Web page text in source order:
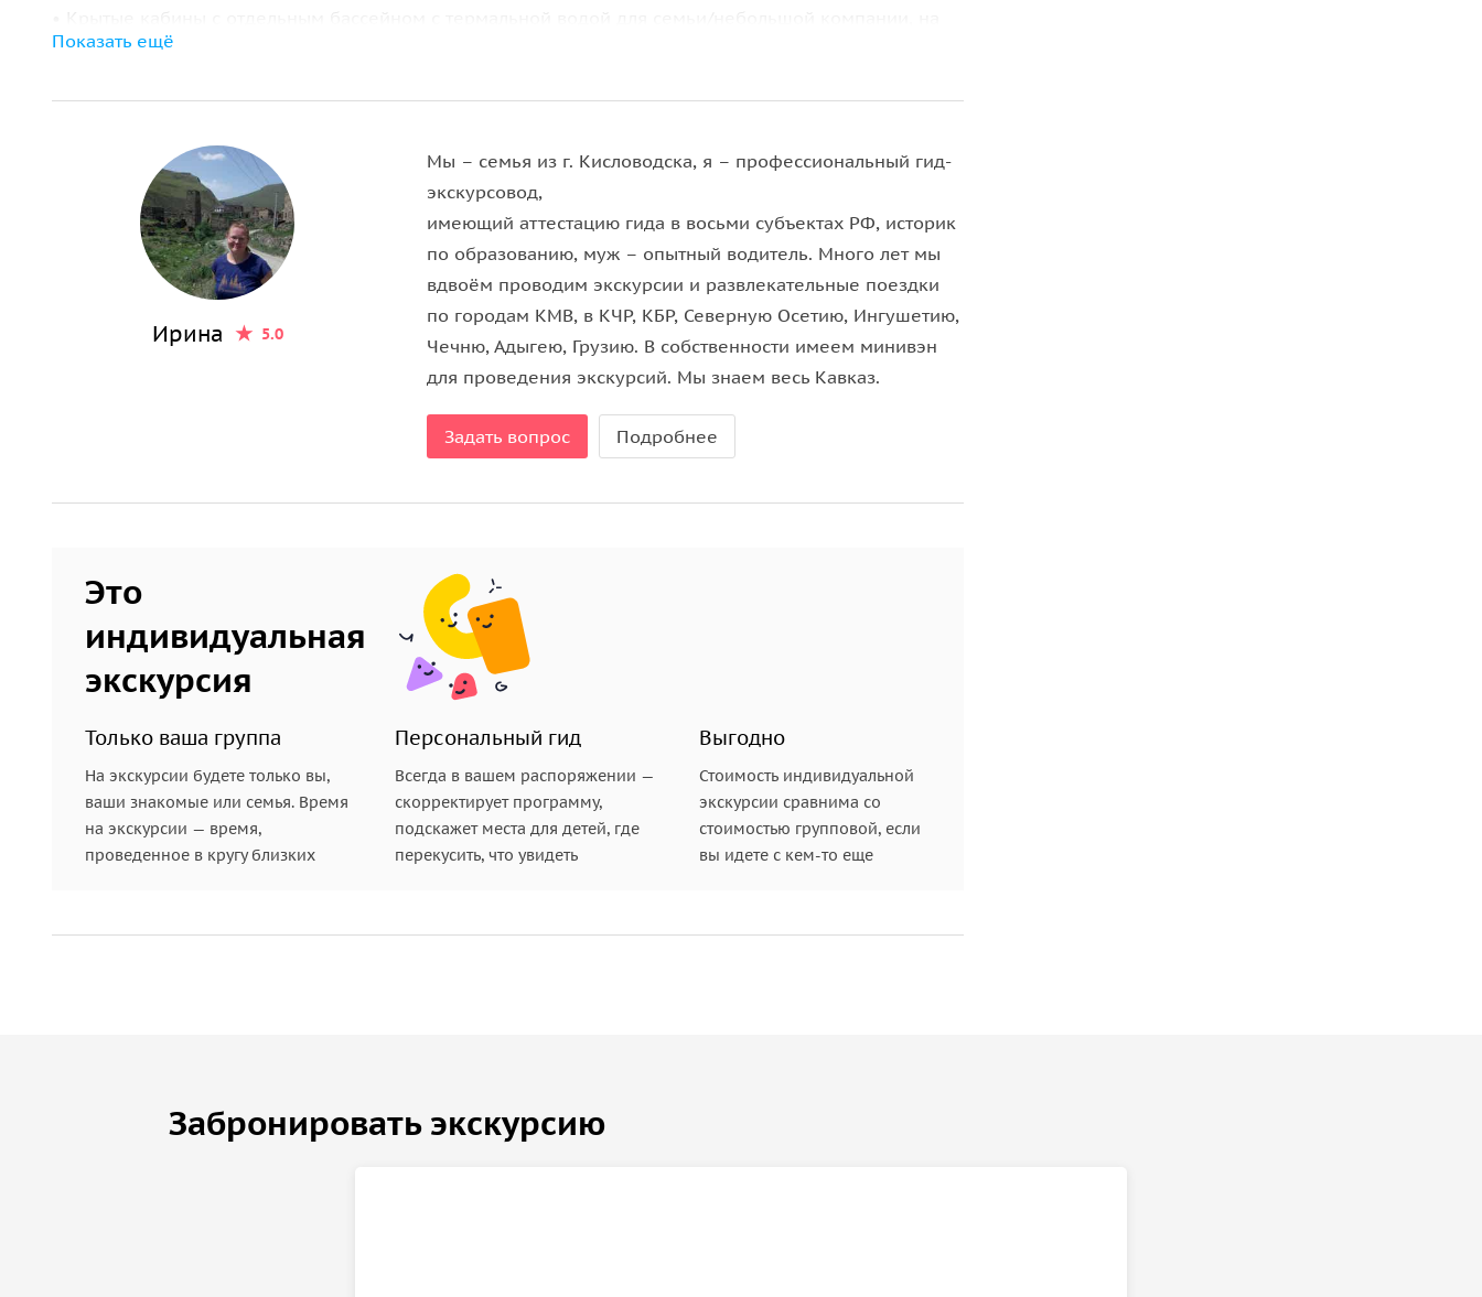
выбор;
Важно знать
• Экскурсия длительностью 7-10 часов.
• Необходимо взять с собой купальные принадлежности, а также, при заказе двора с мангалом, мясо
для шашлыка.
Показать ещё
Ирина 5.0
Мы – семья из г. Кисловодска, я – профессиональный гид-
экскурсовод,
имеющий аттестацию гида в восьми субъектах РФ, историк
по образованию, муж – опытный водитель. Много лет мы
вдвоём проводим экскурсии и развлекательные поездки
по городам КМВ, в КЧР, КБР, Северную Осетию, Ингушетию,
Чечню, Адыгею, Грузию. В собственности имеем минивэн
для проведения экскурсий. Мы знаем весь Кавказ.
Задать вопрос Подробнее
Это
индивидуальная
экскурсия
Только ваша группа
На экскурсии будете только вы,
ваши знакомые или семья. Время
на экскурсии — время,
проведенное в кругу близких
Персональный гид
Всегда в вашем распоряжении —
скорректирует программу,
подскажет места для детей, где
перекусить, что увидеть
Выгодно
Стоимость индивидуальной
экскурсии сравнима со
стоимостью групповой, если
вы идете с кем-то еще
Забронировать экскурсию